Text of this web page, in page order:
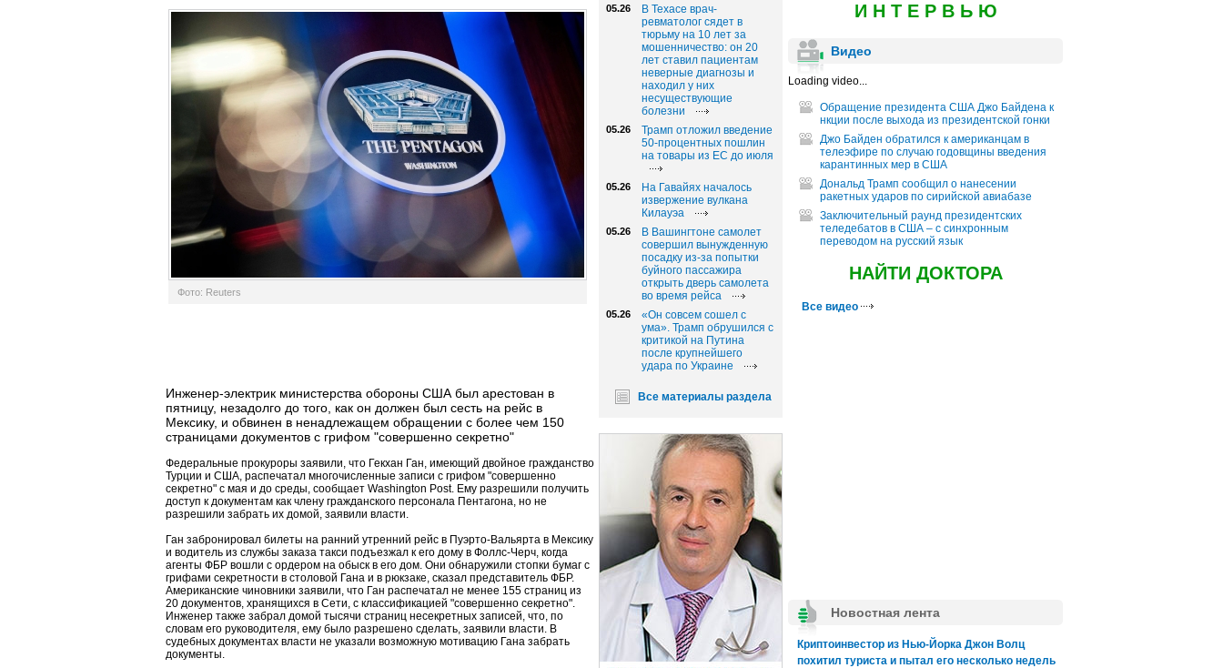
05.26
В Техасе врач-
ревматолог сядет в
тюрьму на 10 лет за
мошенничество: он 20
лет ставил пациентам
неверные диагнозы и
находил у них
несуществующие
болезни
05.26
Трамп отложил введение
50-процентных пошлин
на товары из ЕС до июля
05.26
На Гавайях началось
извержение вулкана
Килауэа
05.26
В Вашингтоне самолет
совершил вынужденную
посадку из-за попытки
буйного пассажира
открыть дверь самолета
во время рейса
05.26
«Он совсем сошел с
ума». Трамп обрушился с
критикой на Путина
после крупнейшего
удара по Украине
Все материалы раздела
Фото: Reuters
Инженер-электрик министерства обороны США был арестован в
пятницу, незадолго до того, как он должен был сесть на рейс в
Мексику, и обвинен в ненадлежащем обращении с более чем 150
страницами документов с грифом "совершенно секретно"
Федеральные прокуроры заявили, что Гекхан Ган, имеющий двойное гражданство
Турции и США, распечатал многочисленные записи с грифом "совершенно
секретно" с мая и до среды, сообщает Washington Post. Ему разрешили получить
доступ к документам как члену гражданского персонала Пентагона, но не
разрешили забрать их домой, заявили власти.
Ган забронировал билеты на ранний утренний рейс в Пуэрто-Вальярта в Мексику
и водитель из службы заказа такси подъезжал к его дому в Фоллс-Черч, когда
агенты ФБР вошли с ордером на обыск в его дом. Они обнаружили стопки бумаг с
грифами секретности в столовой Гана и в рюкзаке, сказал представитель ФБР.
Американские чиновники заявили, что Ган распечатал не менее 155 страниц из
20 документов, хранящихся в Сети, с классификацией "совершенно секретно".
Инженер также забрал домой тысячи страниц несекретных записей, что, по
словам его руководителя, ему было разрешено сделать, заявили власти. В
судебных документах власти не указали возможную мотивацию Гана забрать
документы.
И Н Т Е Р В Ь Ю
Видео
Loading video...
Обращение президента США Джо Байдена к
нкции после выхода из президентской гонки
Джо Байден обратился к американцам в
телеэфире по случаю годовщины введения
карантинных мер в США
Дональд Трамп сообщил о нанесении
ракетных ударов по сирийской авиабазе
Заключительный раунд президентских
теледебатов в США – с синхронным
переводом на русский язык
НАЙТИ ДОКТОРА
Все видео
Новостная лента
Криптоинвестор из Нью-Йорка Джон Волц
похитил туриста и пытал его несколько недель